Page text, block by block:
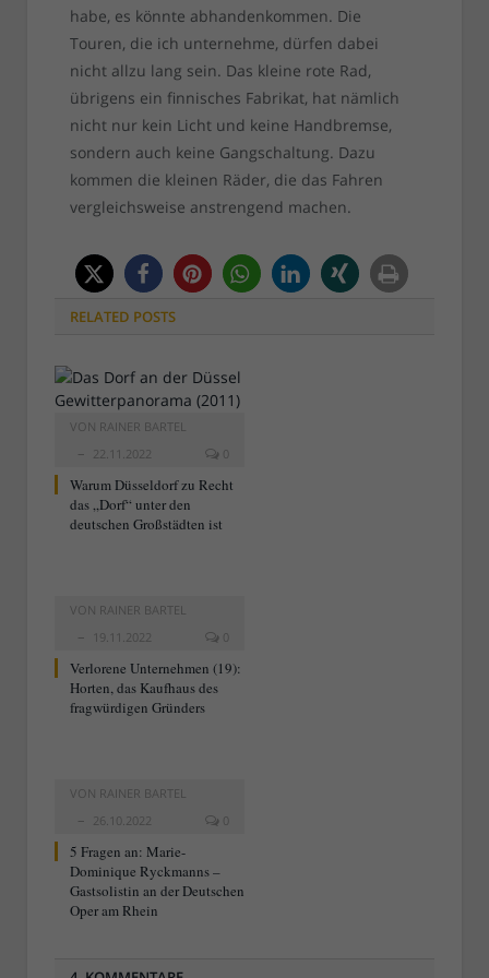
habe, es könnte abhandenkommen. Die
Touren, die ich unternehme, dürfen dabei
nicht allzu lang sein. Das kleine rote Rad,
übrigens ein finnisches Fabrikat, hat nämlich
nicht nur kein Licht und keine Handbremse,
sondern auch keine Gangschaltung. Dazu
kommen die kleinen Räder, die das Fahren
vergleichsweise anstrengend machen.
RELATED POSTS
VON RAINER BARTEL
22.11.2022
0
Warum Düsseldorf zu Recht
das „Dorf“ unter den
deutschen Großstädten ist
VON RAINER BARTEL
19.11.2022
0
Verlorene Unternehmen (19):
Horten, das Kaufhaus des
fragwürdigen Gründers
VON RAINER BARTEL
26.10.2022
0
5 Fragen an: Marie-
Dominique Ryckmanns –
Gastsolistin an der Deutschen
Oper am Rhein